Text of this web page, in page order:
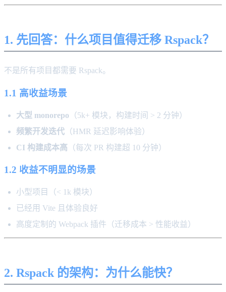
1. 先回答：什么项目值得迁移 Rspack？
不是所有项目都需要 Rspack。
1.1 高收益场景
大型 monorepo （5k+ 模块，构建时间 > 2 分钟）
频繁开发迭代 （HMR 延迟影响体验）
CI 构建成本高 （每次 PR 构建超 10 分钟）
1.2 收益不明显的场景
小型项目（< 1k 模块）
已经用 Vite 且体验良好
高度定制的 Webpack 插件（迁移成本 > 性能收益）
2. Rspack 的架构：为什么能快？